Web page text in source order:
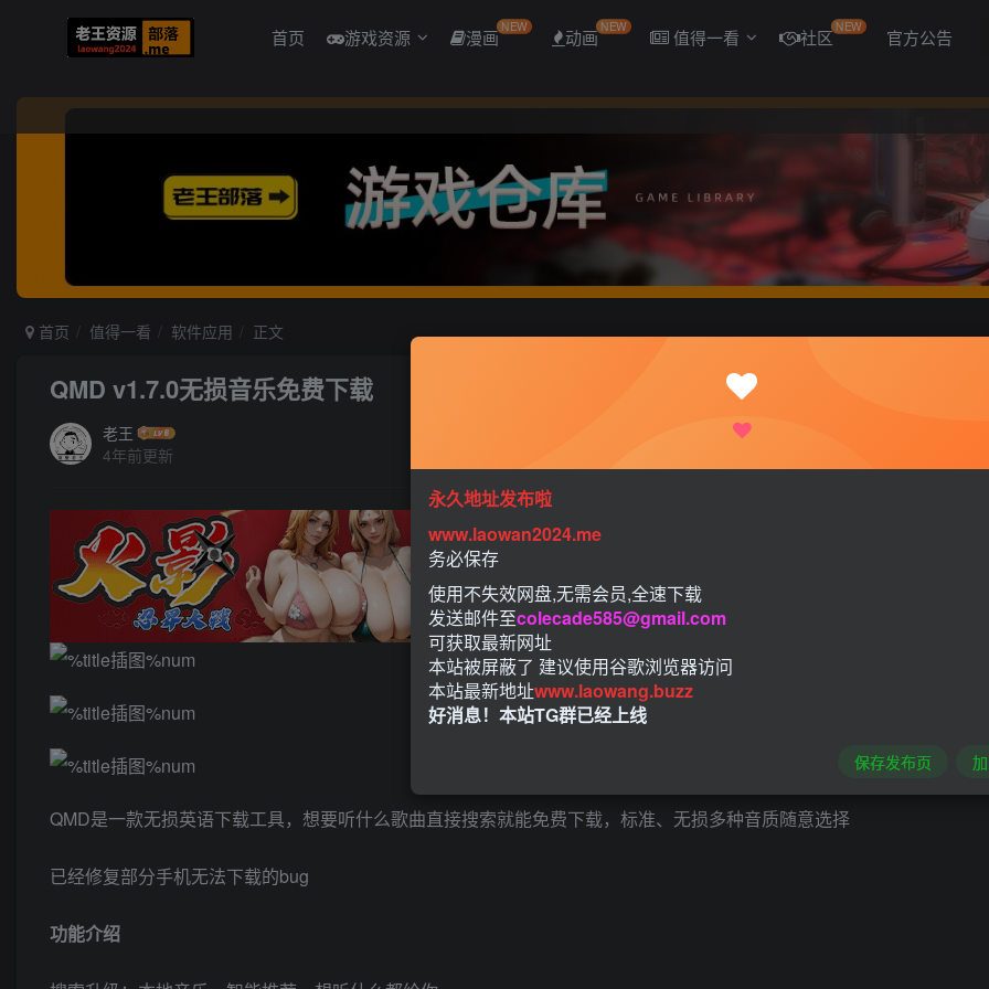
首页 游戏资源 漫画NEW 动画 NEW 值得一看 社区NEW 官方公告
首页 值得一看 软件应用 正文
QMD v1.7.0无损音乐免费下载
老王
4年前更新
QMD是一款无损英语下载工具，想要听什么歌曲直接搜索就能免费下载，标准、无损多种音质随意选择
已经修复部分手机无法下载的bug
功能介绍
永久地址发布啦
www.laowan2024.me
务必保存
使用不失效网盘,无需会员,全速下载
发送邮件至colecade585@gmail.com
可获取最新网址
本站被屏蔽了 建议使用谷歌浏览器访问
本站最新地址www.laowang.buzz
好消息！本站TG群已经上线
保存发布页